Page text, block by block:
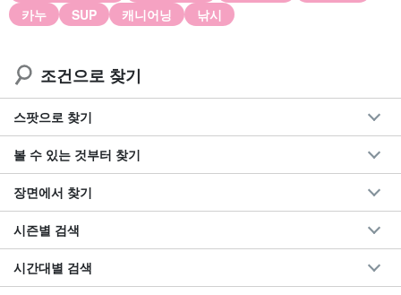
카누
SUP 캐니어닝 낚시
조건으로 찾기
스팟으로 찾기
볼 수 있는 것부터 찾기
장면에서 찾기
시즌별 검색
시간대별 검색